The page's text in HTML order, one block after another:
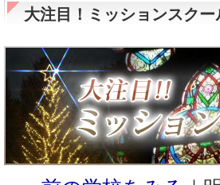
大注目！ミッションスクー